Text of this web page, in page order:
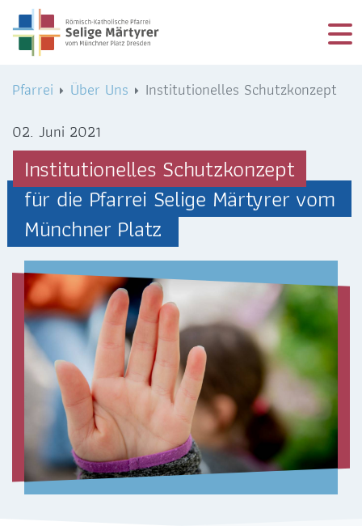
STARTSEITE
SEELSORGE & GLAUBEN
AKTUELLES
TERMINE
PFARREI
INFO
ZENTRALBÜRO
Pfarrei
Über Uns
Institutionelles Schutzkonzept
02. Juni 2021
Institutionelles Schutzkonzept
für die Pfarrei Selige Märtyrer vom
Münchner Platz